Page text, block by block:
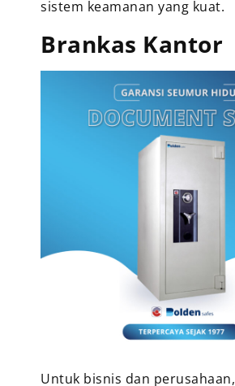
sistem keamanan yang kuat.
Brankas Kantor
Untuk bisnis dan perusahaan,